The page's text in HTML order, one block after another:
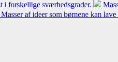
i forskellige sværhedsgrader.
Masser af ideer som børnene kan